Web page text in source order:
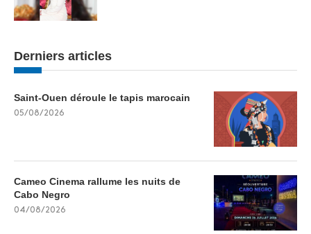
Derniers articles
Saint-Ouen déroule le tapis marocain
05/08/2026
Cameo Cinema rallume les nuits de
Cabo Negro
04/08/2026